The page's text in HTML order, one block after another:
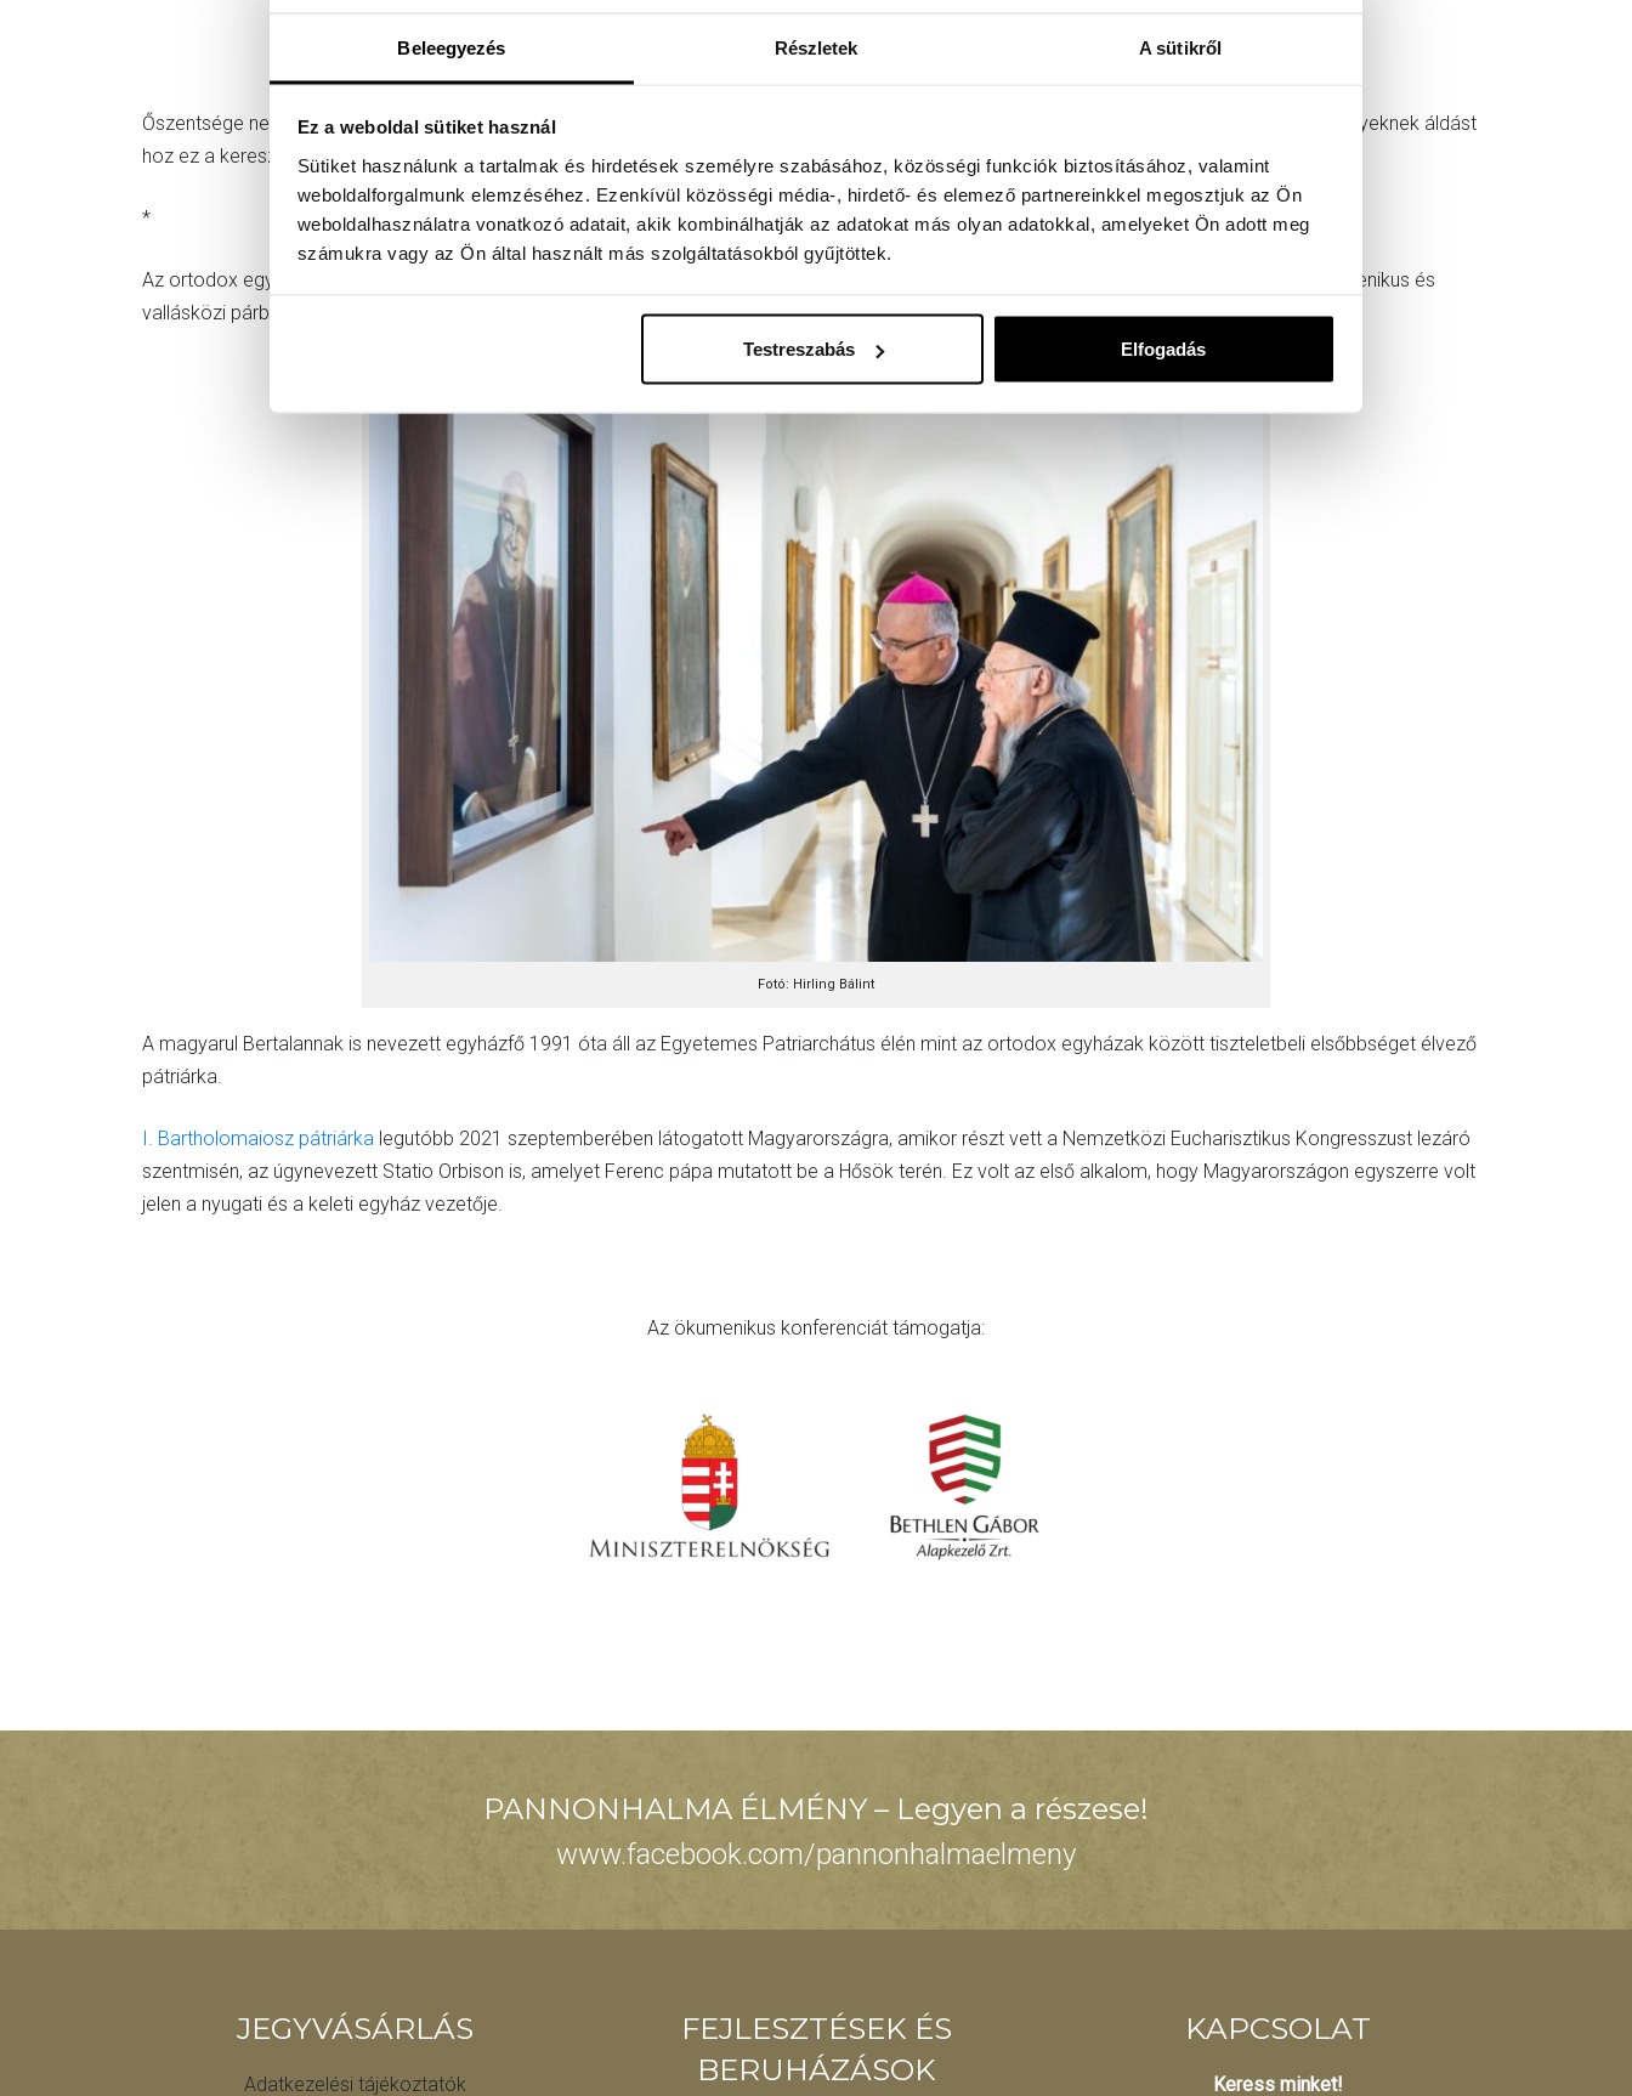
Beleegyezés Részletek A sütikről
Ez a weboldal sütiket használ
Sütiket használunk a tartalmak és hirdetések személyre szabásához, közösségi funkciók biztosításához, valamint
weboldalforgalmunk elemzéséhez. Ezenkívül közösségi média-, hirdető- és elemező partnereinkkel megosztjuk az Ön
weboldalhasználatra vonatkozó adatait, akik kombinálhatják az adatokat más olyan adatokkal, amelyeket Ön adott meg
számukra vagy az Ön által használt más szolgáltatásokból gyűjtöttek.
Testreszabás Elfogadás
Őszentsége nem érkezett üres kézzel a diákokhoz. A beszélgetés végén mindenkinek egy kis keresztet ajándékozott. Mint mondta a keresztényeknek áldást
hoz ez a kereszt, míg a nem keresztények emlékként őrizhetik meg a találkozásról.
*
Az ortodox egyházi vezető hat napot tölt a szerzetesközösség meghívására hazánkban. Látogatásának középpontjában kifejezetten az ökumenikus és
vallásközi párbeszéd, illetve a béke építése áll. A pátriárka főelőadóként vesz részt a szeptember 22-i pannonhalmiökumenikus konferencián
Fotó: Hirling Bálint
A magyarul Bertalannak is nevezett egyházfő 1991 óta áll az Egyetemes Patriarchátus élén mint az ortodox egyházak között tiszteletbeli elsőbbséget élvező
pátriárka.
I. Bartholomaiosz pátriárka legutóbb 2021 szeptemberében látogatott Magyarországra, amikor részt vett a Nemzetközi Eucharisztikus Kongresszust lezáró
szentmisén, az úgynevezett Statio Orbison is, amelyet Ferenc pápa mutatott be a Hősök terén. Ez volt az első alkalom, hogy Magyarországon egyszerre volt
jelen a nyugati és a keleti egyház vezetője.
Az ökumenikus konferenciát támogatja:
PANNONHALMA ÉLMÉNY – Legyen a részese!
www.facebook.com/pannonhalmaelmeny
JEGYVÁSÁRLÁS
Adatkezelési tájékoztatók
FEJLESZTÉSEK ÉS
BERUHÁZÁSOK
KAPCSOLAT
Keress minket!